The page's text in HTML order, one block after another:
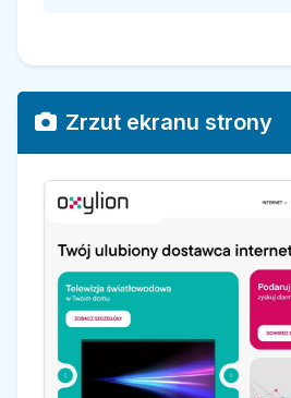
Zrzut ekranu strony